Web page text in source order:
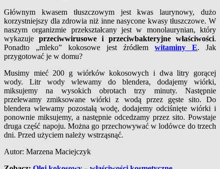
Głównym kwasem tłuszczowym jest kwas laurynowy, dużo
korzystniejszy dla zdrowia niż inne nasycone kwasy tłuszczowe. W
naszym organizmie przekształcany jest w monolaurynian, który
wykazuje przeciwwirusowe i przeciwbakteryjne właściwości.
Ponadto „mleko” kokosowe jest źródłem witaminy E. Jak
przygotować je w domu?
Musimy mieć 200 g wiórków kokosowych i dwa litry gorącej
wody. Litr wody wlewamy do blendera, dodajemy wiórki,
miksujemy na wysokich obrotach trzy minuty. Następnie
przelewamy zmiksowane wiórki z wodą przez gęste sito. Do
blendera wlewamy pozostałą wodę, dodajemy odciśnięte wiórki i
ponownie miksujemy, a następnie odcedzamy przez sito. Powstaje
druga część napoju. Można go przechowywać w lodówce do trzech
dni. Przed użyciem należy wstrząsnąć.
Autor: Marzena Maciejczyk